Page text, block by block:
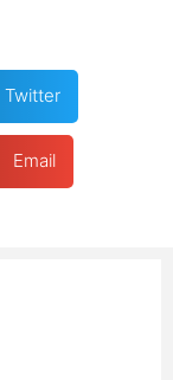
Twitter
Email